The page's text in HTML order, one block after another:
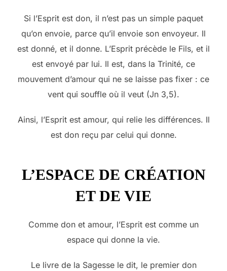
Si l’Esprit est don, il n’est pas un simple paquet
qu’on envoie, parce qu’il envoie son envoyeur. Il
est donné, et il donne. L’Esprit précède le Fils, et il
est envoyé par lui. Il est, dans la Trinité, ce
mouvement d’amour qui ne se laisse pas fixer : ce
vent qui souffle où il veut (Jn 3,5).
Ainsi, l’Esprit est amour, qui relie les différences. Il
est don reçu par celui qui donne.
L’ESPACE DE CRÉATION
ET DE VIE
Comme don et amour, l’Esprit est comme un
espace qui donne la vie.
Le livre de la Sagesse le dit, le premier don